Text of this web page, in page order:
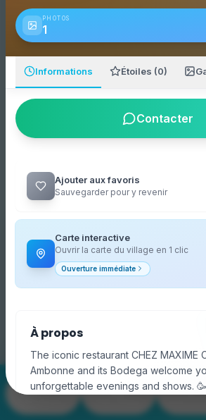
Personnaliser
The mobile app is
store!
Download it for free on your store
interactive map and live events.
PHOTOS
1
Informations Étoiles (0)
Contacter
Ajouter aux favoris
Sauvegarder pour y revenir
Carte interactive
Ouvrir la carte du village en 1 clic
Ouverture immédiate
À propos
The iconic restaurant CHEZ MAXIME
Ambonne and its Bodega welcome
unforgettable evenings and shows.